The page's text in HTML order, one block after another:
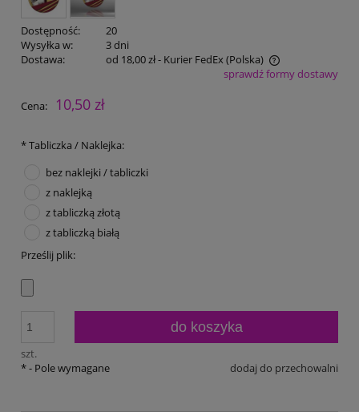
Dostępność:
20
Wysyłka w:
3 dni
Dostawa:
od 18,00 zł- Kurier FedEx(Polska)
Cena nie zawiera ewentualnych kosztów płatnościsprawdź formy dostawy
Cena: 10,50 zł
*Tabliczka / Naklejka:
bez naklejki / tabliczki
z naklejką
z tabliczką złotą
z tabliczką białą
Prześlij plik:
szt.
do koszyka
dodaj do przechowalni
*- Pole wymagane